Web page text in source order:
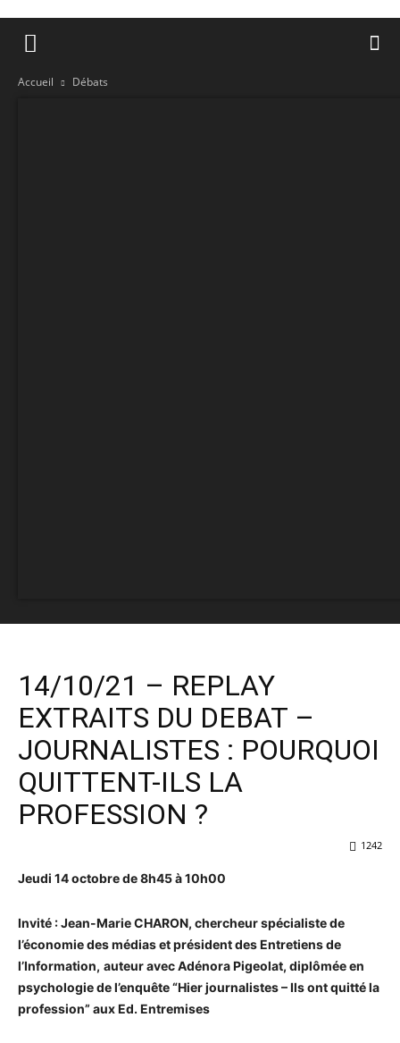
Accueil Débats
14/10/21 – REPLAY
EXTRAITS DU DEBAT –
JOURNALISTES : POURQUOI
QUITTENT-ILS LA
PROFESSION ?
1242
Jeudi 14 octobre de 8h45 à 10h00
Invité : Jean-Marie CHARON, chercheur spécialiste de
l’économie des médias et président des Entretiens de
l’Information, auteur avec Adénora Pigeolat, diplômée en
psychologie de l’enquête “Hier journalistes – Ils ont quitté la
profession” aux Ed. Entremises